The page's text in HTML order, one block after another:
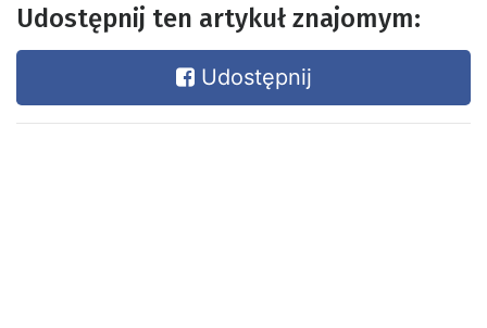
Udostępnij ten artykuł znajomym:
Udostępnij